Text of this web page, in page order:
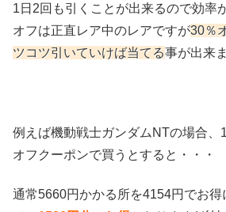
1日2回も引くことが出来るので効率
オフは正直レア中のレアですが30％
ツコツ引いていけば当てる事が出来
例えば機動戦士ガンダムNTの場合、
オフクーポンで買うとすると・・・
通常5660円かかる所を4154円でお